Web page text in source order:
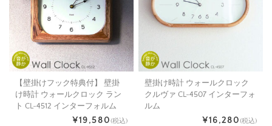
【壁掛けフック特典付】 壁掛
け時計 ウォールクロック ラン
ト CL-4512 インターフォルム
¥19,580(税込)
壁掛け時計 ウォールクロック
クルヴァ CL-4507 インターフォ
ルム
¥16,280(税込)